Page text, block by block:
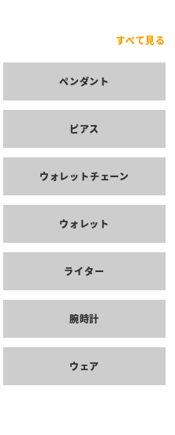
すべて見る
ペンダント
ピアス
ウォレットチェーン
ウォレット
ライター
腕時計
ウェア